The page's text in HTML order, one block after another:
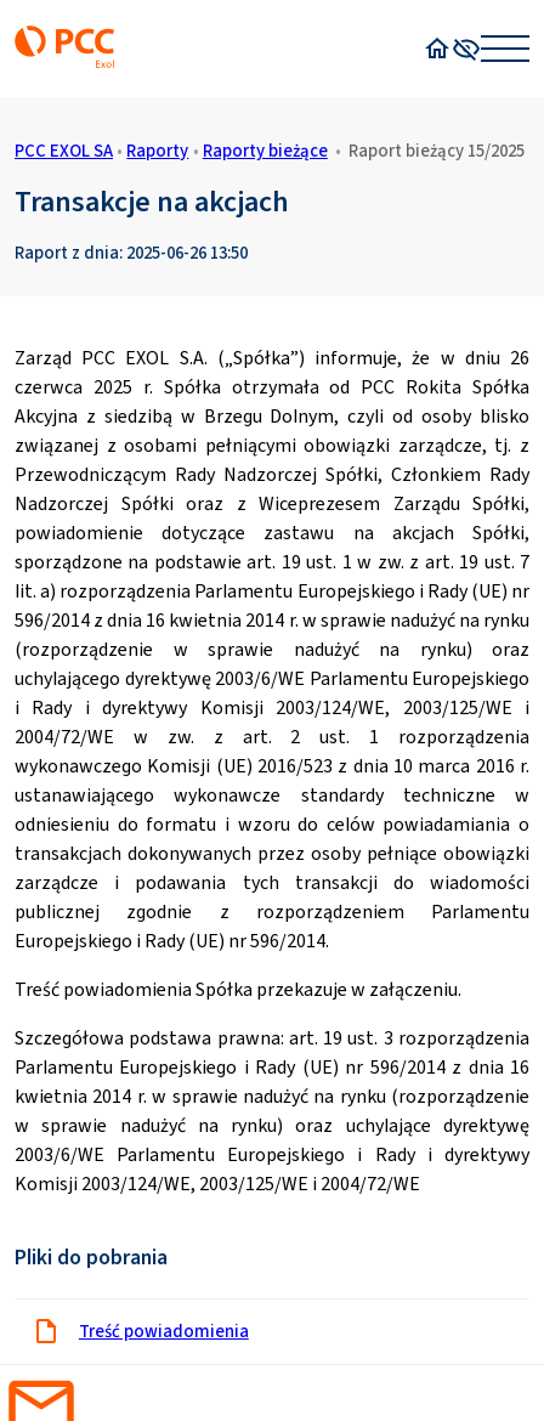
PCC EXOL SA • Raporty • Raporty bieżące • Raport bieżący 15/2025
Transakcje na akcjach
Raport z dnia: 2025-06-26 13:50
Zarząd PCC EXOL S.A. („Spółka”) informuje, że w dniu 26
czerwca 2025 r. Spółka otrzymała od PCC Rokita Spółka
Akcyjna z siedzibą w Brzegu Dolnym, czyli od osoby blisko
związanej z osobami pełniącymi obowiązki zarządcze, tj. z
Przewodniczącym Rady Nadzorczej Spółki, Członkiem Rady
Nadzorczej Spółki oraz z Wiceprezesem Zarządu Spółki,
powiadomienie dotyczące zastawu na akcjach Spółki,
sporządzone na podstawie art. 19 ust. 1 w zw. z art. 19 ust. 7
lit. a) rozporządzenia Parlamentu Europejskiego i Rady (UE) nr
596/2014 z dnia 16 kwietnia 2014 r. w sprawie nadużyć na rynku
(rozporządzenie w sprawie nadużyć na rynku) oraz
uchylającego dyrektywę 2003/6/WE Parlamentu Europejskiego
i Rady i dyrektywy Komisji 2003/124/WE, 2003/125/WE i
2004/72/WE w zw. z art. 2 ust. 1 rozporządzenia
wykonawczego Komisji (UE) 2016/523 z dnia 10 marca 2016 r.
ustanawiającego wykonawcze standardy techniczne w
odniesieniu do formatu i wzoru do celów powiadamiania o
transakcjach dokonywanych przez osoby pełniące obowiązki
zarządcze i podawania tych transakcji do wiadomości
publicznej zgodnie z rozporządzeniem Parlamentu
Europejskiego i Rady (UE) nr 596/2014.
Treść powiadomienia Spółka przekazuje w załączeniu.
Szczegółowa podstawa prawna: art. 19 ust. 3 rozporządzenia
Parlamentu Europejskiego i Rady (UE) nr 596/2014 z dnia 16
kwietnia 2014 r. w sprawie nadużyć na rynku (rozporządzenie
w sprawie nadużyć na rynku) oraz uchylające dyrektywę
2003/6/WE Parlamentu Europejskiego i Rady i dyrektywy
Komisji 2003/124/WE, 2003/125/WE i 2004/72/WE
Pliki do pobrania
Treść powiadomienia